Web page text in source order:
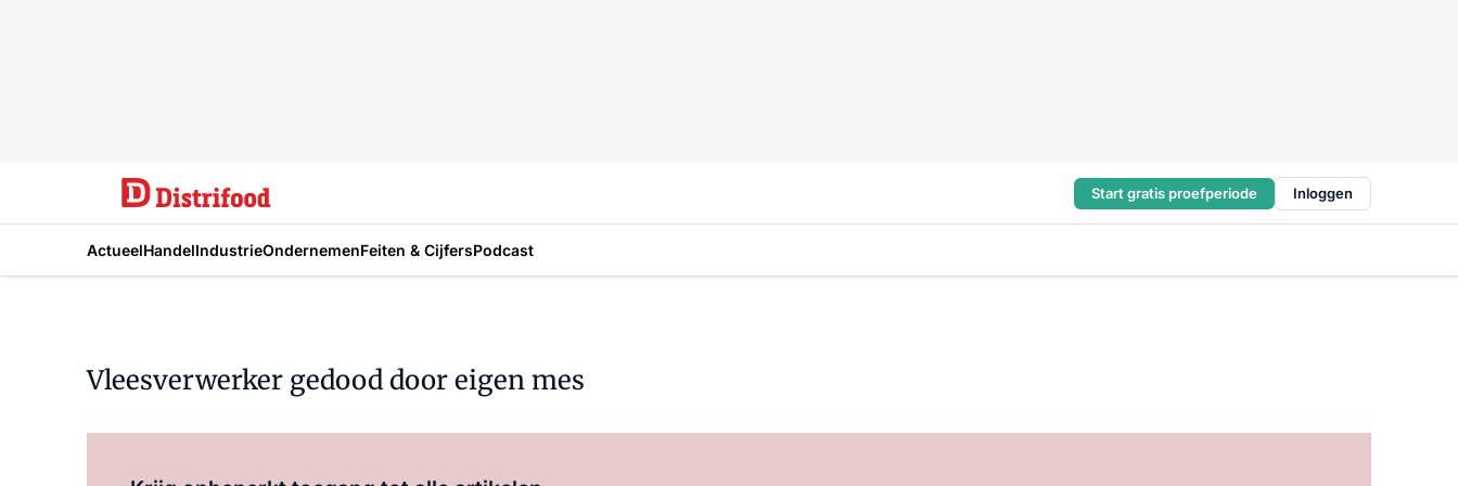
Start gratis proefperiode Inloggen
ActueelHandelIndustrieOndernemenFeiten & CijfersPodcast
Vleesverwerker gedood door eigen mes